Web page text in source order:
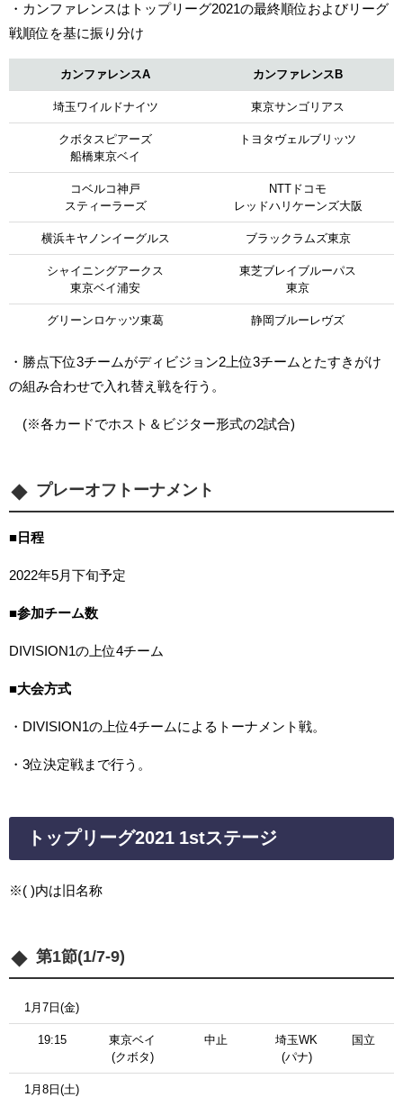
・ カンファレンスはトップリーグ2021の最終順位およびリーグ
戦順位を基に振り分け
カンファレンスA カンファレンスB
埼玉ワイルドナイツ 東京サンゴリアス
クボタスピアーズ
船橋東京ベイ
トヨタヴェルブリッツ
コベルコ神戸
スティーラーズ
NTTドコモ
レッドハリケーンズ大阪
横浜キヤノンイーグルス ブラックラムズ東京
シャイニングアークス
東京ベイ浦安
東芝ブレイブルーパス
東京
グリーンロケッツ東葛 静岡ブルーレヴズ
・勝点下位3チームがディビジョン2上位3チームとたすきがけ
の組み合わせで入れ替え戦を行う。
(※各カードでホスト＆ビジター形式の2試合)
プレーオフトーナメント
■ 日程
2022年5月下旬予定
■参加チーム数
DIVISION1の上位4チーム
■大会方式
・DIVISION1の上位4チームによるトーナメント戦。
・3位決定戦まで行う。
トップリーグ2021 1stステージ
※( )内は旧名称
第1節(1/7-9)
1月7日(金)
19:15
東京ベイ
(クボタ)
中止
埼玉WK
(パナ)
国立
1月8日(土)